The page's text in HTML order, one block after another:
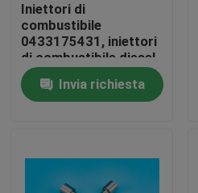
Casa
Chi siamo
Iniettori di
combustibile
0433175431, iniettori
di combustibile diesel
del motore diesel di
Peugeot del camion
Invia richiesta